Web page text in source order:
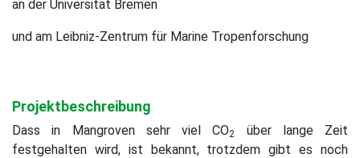
an der Universität Bremen
und am Leibniz-Zentrum für Marine Tropenforschung
Projektbeschreibung
Dass in Mangroven sehr viel CO2
über lange Zeit
festgehalten wird, ist bekannt, trotzdem gibt es noch